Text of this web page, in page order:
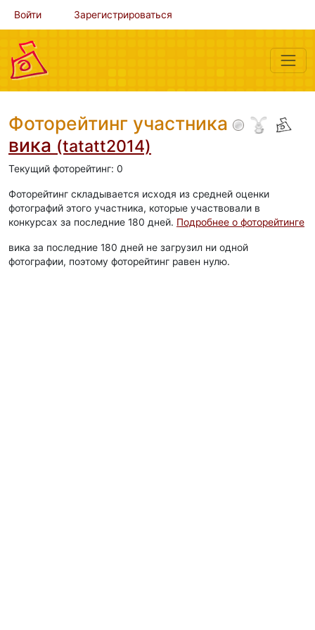
Войти Зарегистрироваться
Фоторейтинг участника
вика (tatatt2014)
Текущий фоторейтинг: 0
Фоторейтинг складывается исходя из средней оценки
фотографий этого участника, которые участвовали в
конкурсах за последние 180 дней. Подробнее о фоторейтинге
вика за последние 180 дней не загрузил ни одной
фотографии, поэтому фоторейтинг равен нулю.